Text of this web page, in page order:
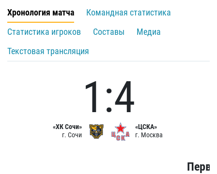
Хронология матча
Командная статистика
Статистика игроков
Составы
Медиа
Текстовая трансляция
«ХК Сочи»
г. Сочи
1:4
«ЦСКА»
г. Москва